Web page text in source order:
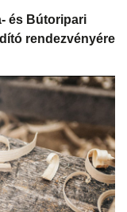
és Bútoripari
rendezvényére